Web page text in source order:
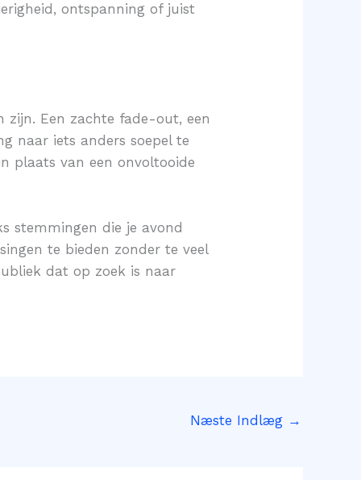
ontspanning of juist
Een zachte fade-out, een
naar iets anders soepel te
plaats van een onvoltooide
stemmingen die je avond
te bieden zonder te veel
dat op zoek is naar
Næste Indlæg →